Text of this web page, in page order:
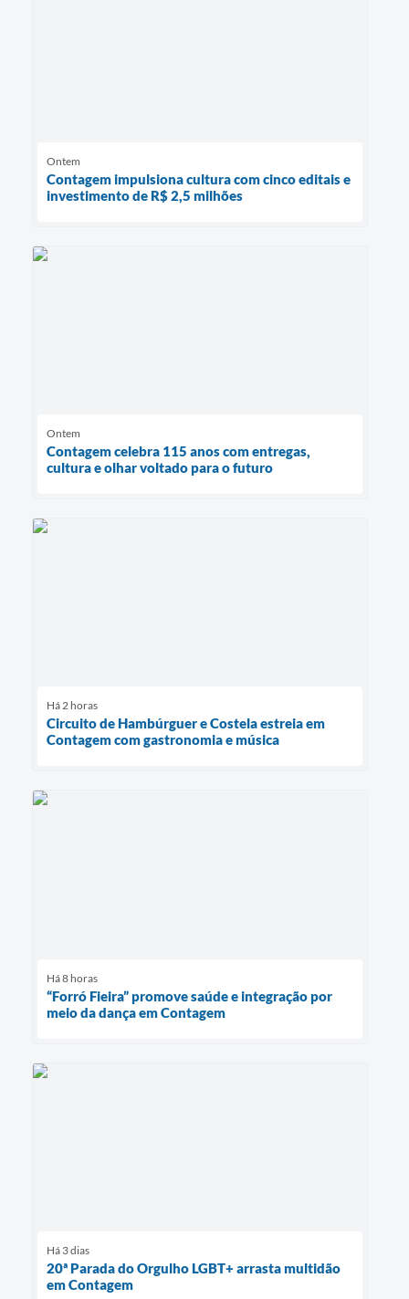
Ontem
Contagem impulsiona cultura com cinco editais e
investimento de R$ 2,5 milhões
Ontem
Contagem celebra 115 anos com entregas,
cultura e olhar voltado para o futuro
Há 2 horas
Circuito de Hambúrguer e Costela estreia em
Contagem com gastronomia e música
Há 8 horas
“Forró Fieira” promove saúde e integração por
meio da dança em Contagem
Há 3 dias
20ª Parada do Orgulho LGBT+ arrasta multidão
em Contagem